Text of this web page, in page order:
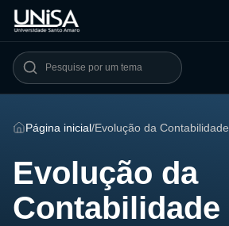
Página inicial/Evolução da Contabilidade
Evolução da
Contabilidade